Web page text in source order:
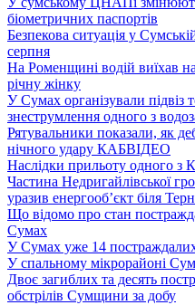
біометричних паспортів
Безпекова ситуація у
серпня
На Роменщині водій виїхав
річну жінку
У Сумах організували підвіз
знеструмлення одного з
Рятувальники показали, як
нічного удару КАБВІДЕО
Наслідки прильоту одного з
Частина Недригайлівської
уразив енергооб’єкт біля
Що відомо про стан
Сумах
У Сумах уже 14 постраждалих
У спальному мікрорайоні
Двоє загиблих та десять
обстрілів Сумщини за добу